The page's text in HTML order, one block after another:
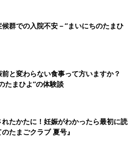
群での入院不安－”まいにちのたまひ
と変わらない食事って方いますか？
たまひよ”の体験談
たかたに！妊娠がわかったら最初に読
たまごクラブ 夏号』